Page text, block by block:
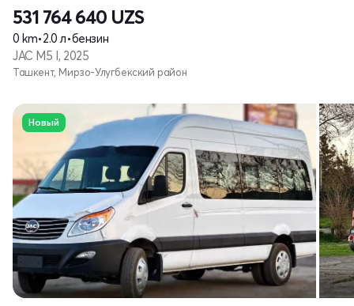
531 764 640 UZS
0 km•2.0 л•бензин
JAC M5 I, 2025
Ташкент, Мирзо-Улугбекский район
Новый